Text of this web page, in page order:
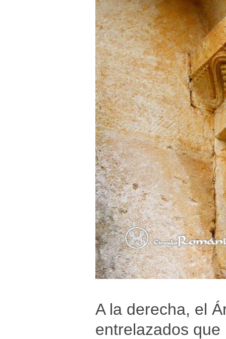
A la derecha, el
entrelazados